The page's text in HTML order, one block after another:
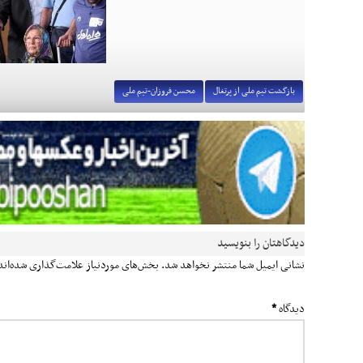
بازگشت تیم ملی از پرتغال محسن فروزان-تیم ملی
دیدگاهتان را بنویسید
نشانی ایمیل شما منتشر نخواهد شد. بخش‌های موردنیاز علامت‌گذاری
دیدگاه*